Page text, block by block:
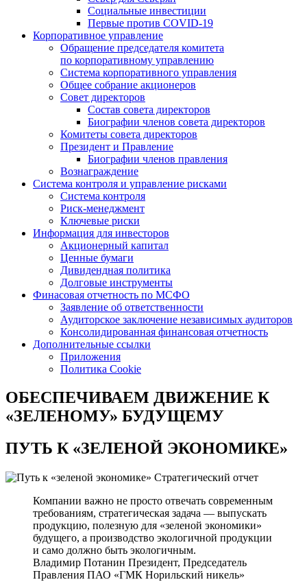
Социальные инвестиции
Первые против COVID‑19
Корпоративное управление
Обращение председателя комитета
по корпоративному управлению
Система корпоративного управления
Общее собрание акционеров
Совет директоров
Состав совета директоров
Биографии членов совета директоров
Комитеты совета директоров
Президент и Правление
Биографии членов правления
Вознаграждение
Система контроля и управление рисками
Система контроля
Риск-менеджмент
Ключевые риски
Информация для инвесторов
Акционерный капитал
Ценные бумаги
Дивидендная политика
Долговые инструменты
Финасовая отчетность по МСФО
Заявление об ответственности
Аудиторское заключение независимых аудиторов
Консолидированная финансовая отчетность
Дополнительные ссылки
Приложения
Политика Cookie
ОБЕСПЕЧИВАЕМ ДВИЖЕНИЕ К
«ЗЕЛЕНОМУ» БУДУЩЕМУ
ПУТЬ К«ЗЕЛЕНОЙ ЭКОНОМИКЕ»
Стратегический отчет
Компании важно не просто отвечать современным
требованиям, стратегическая задача — выпускать
продукцию, полезную для «зеленой экономики»
будущего, а производство экологичной продукции
и само должно быть экологичным.
Владимир Потанин Президент, Председатель
Правления ПАО «ГМК Норильский никель»